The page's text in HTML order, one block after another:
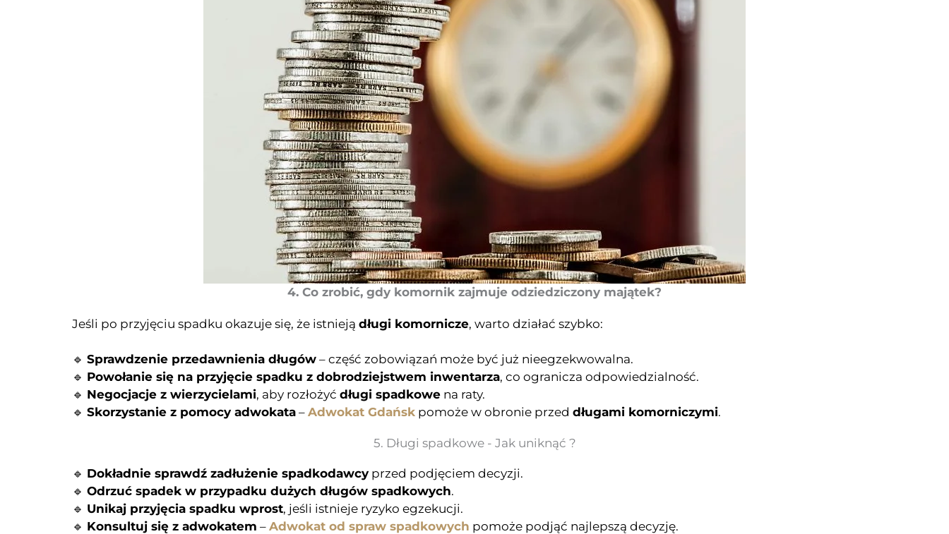
4. Co zrobić, gdy komornik zajmuje odziedziczony majątek?
Jeśli po przyjęciu spadku okazuje się, że istnieją długi komornicze, warto działać szybko:
🔹 Sprawdzenie przedawnienia długów – część zobowiązań może być już nieegzekwowalna.
🔹 Powołanie się na przyjęcie spadku z dobrodziejstwem inwentarza, co ogranicza odpowiedzialność.
🔹 Negocjacje z wierzycielami, aby rozłożyć długi spadkowe na raty.
🔹 Skorzystanie z pomocy adwokata – Adwokat Gdańsk pomoże w obronie przed długami komorniczymi.
5. Długi spadkowe - Jak uniknąć ?
🔹 Dokładnie sprawdź zadłużenie spadkodawcy przed podjęciem decyzji.
🔹 Odrzuć spadek w przypadku dużych długów spadkowych.
🔹 Unikaj przyjęcia spadku wprost, jeśli istnieje ryzyko egzekucji.
🔹 Konsultuj się z adwokatem – Adwokat od spraw spadkowych pomoże podjąć najlepszą decyzję.